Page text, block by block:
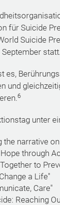
für Suicide
Suicide
statt.
es,
und
6
unter
the narrative
through
to
a Life"
Care"
Reaching